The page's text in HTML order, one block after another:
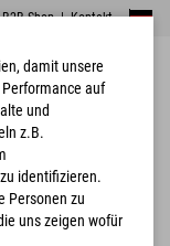
B2B Shop|Kontakt
damit unsere
auf
und
z.B.
identifizieren.
Personen zu
uns zeigen wofür